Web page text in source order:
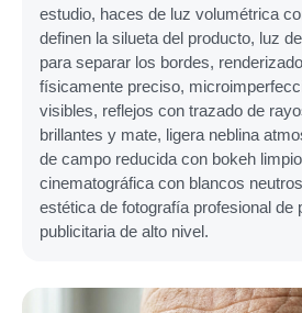
estudio, haces de luz volumétrica
definen la silueta del producto, luz
para separar los bordes,
físicamente preciso,
visibles, reflejos con trazado de
brillantes y mate, ligera neblina
de campo reducida con bokeh
cinematográfica con blancos
estética de fotografía profesional de
publicitaria de alto nivel.